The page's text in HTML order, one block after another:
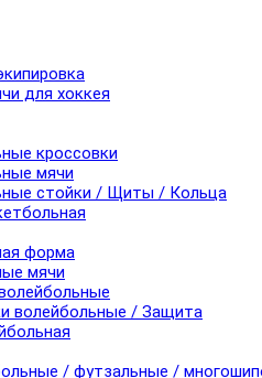
для хоккея
кроссовки
мячи
стойки / Щиты / Кольца
форма
мячи
волейбольные / Защита
/ футзальные /